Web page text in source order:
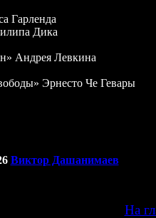
Гарленда
Дика
Андрея Левкина
Эрнесто Че Гевары
Виктор Дашанимаев
На